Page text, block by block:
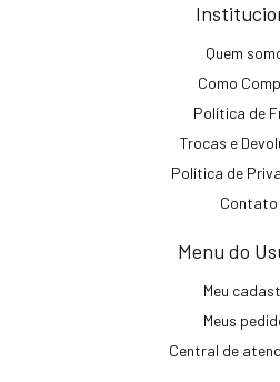
Quem
Como
Política de
Trocas e
Política de
Contato
Menu do
Meu
Meus
Central de